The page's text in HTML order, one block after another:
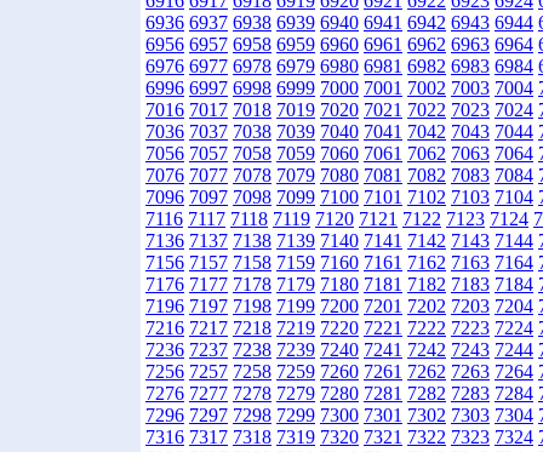
6936 6937 6938 6939 6940 6941 6942 6943 6944
6956 6957 6958 6959 6960 6961 6962 6963 6964
6976 6977 6978 6979 6980 6981 6982 6983 6984
6996 6997 6998 6999 7000 7001 7002 7003 7004
7016 7017 7018 7019 7020 7021 7022 7023 7024
7036 7037 7038 7039 7040 7041 7042 7043 7044
7056 7057 7058 7059 7060 7061 7062 7063 7064
7076 7077 7078 7079 7080 7081 7082 7083 7084
7096 7097 7098 7099 7100 7101 7102 7103 7104
7116 7117 7118 7119 7120 7121 7122 7123 7124
7136 7137 7138 7139 7140 7141 7142 7143 7144
7156 7157 7158 7159 7160 7161 7162 7163 7164
7176 7177 7178 7179 7180 7181 7182 7183 7184
7196 7197 7198 7199 7200 7201 7202 7203 7204
7216 7217 7218 7219 7220 7221 7222 7223 7224
7236 7237 7238 7239 7240 7241 7242 7243 7244
7256 7257 7258 7259 7260 7261 7262 7263 7264
7276 7277 7278 7279 7280 7281 7282 7283 7284
7296 7297 7298 7299 7300 7301 7302 7303 7304
7316 7317 7318 7319 7320 7321 7322 7323 7324